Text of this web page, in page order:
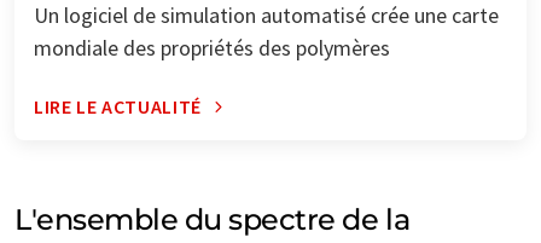
Un logiciel de simulation automatisé crée une carte
mondiale des propriétés des polymères
LIRE LE ACTUALITÉ
L'ensemble du spectre de la